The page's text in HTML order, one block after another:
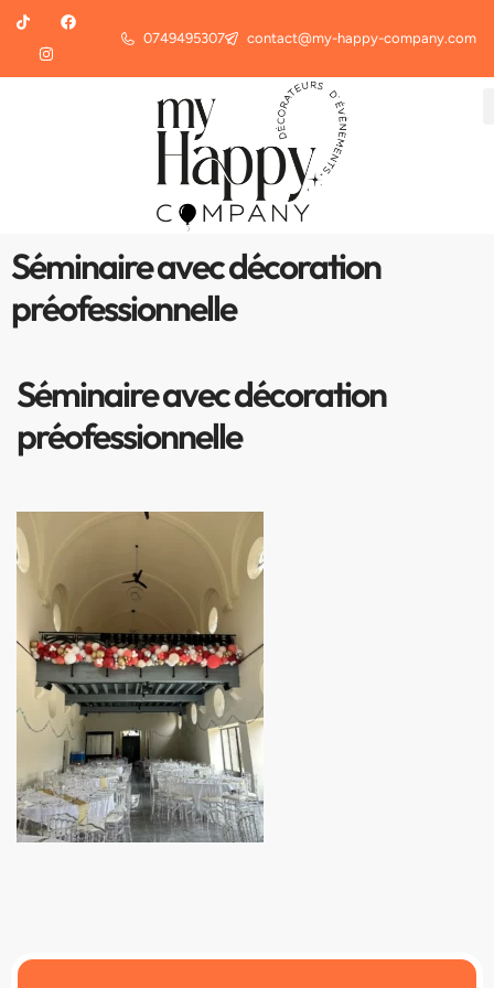
0749495307 contact@my-happy-company.com
Séminaire avec décoration
préofessionnelle
Séminaire avec décoration
préofessionnelle